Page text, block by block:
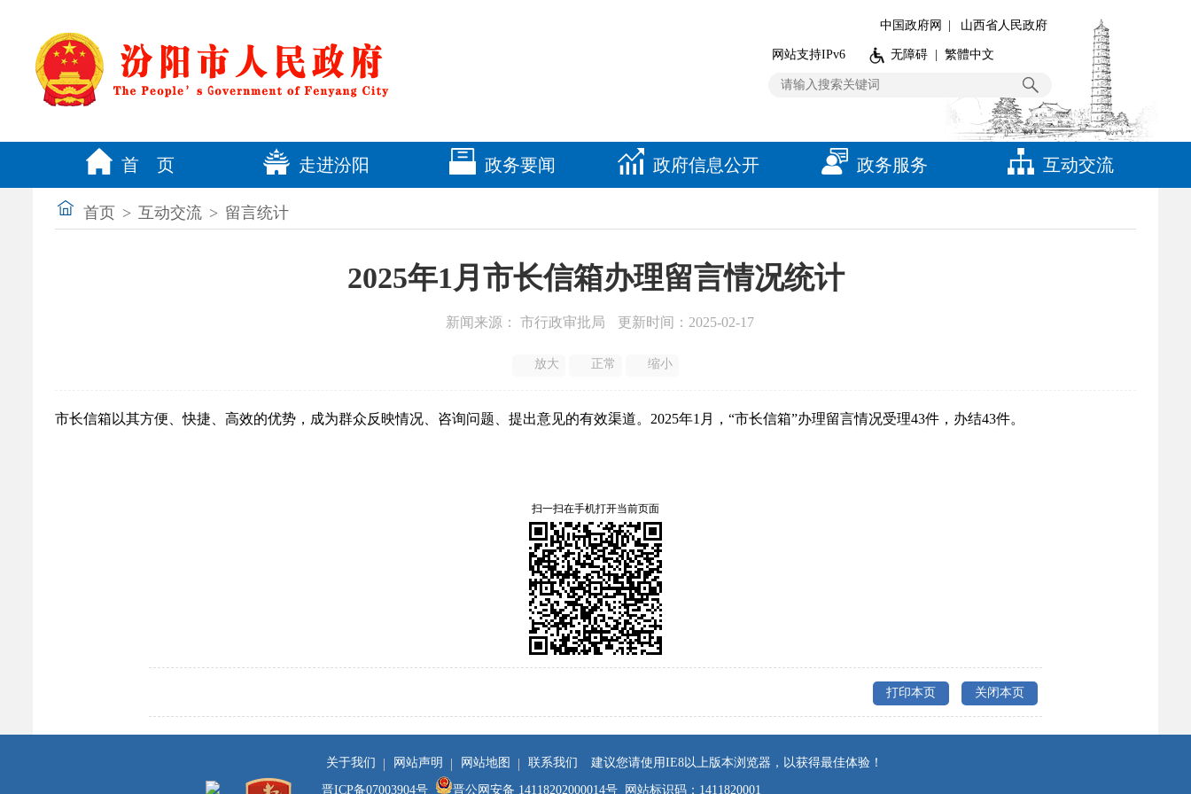
中国政府网 山西省人民政府
网站支持IPv6 无障碍 繁體中文
首 页 走进汾阳 政务要闻 政府信息公开 政务服务 互动交流
首页 > 互动交流 > 留言统计
2025年1月市长信箱办理留言情况统计
新闻来源： 市行政审批局 更新时间：2025-02-17
放大 正常 缩小
市长信箱以其方便、快捷、高效的优势，成为群众反映情况、咨询问题、提出意见的有效渠道。2025年1 月，“市长信箱”办理留言情况受理43件，办结43件。
扫一扫在手机打开当前页面
打印本页 关闭本页
关于我们 网站声明 网站地图 联系我们 建议您请使用IE8以上版本浏览器，以获得最佳体验！
晋ICP备07003904号 晋公网安备 14118202000014号 网站标识码：1411820001